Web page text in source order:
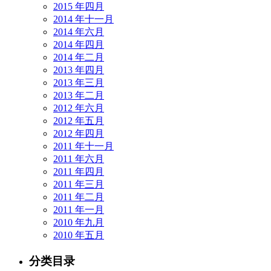
2015 年四月
2014 年十一月
2014 年六月
2014 年四月
2014 年二月
2013 年四月
2013 年三月
2013 年二月
2012 年六月
2012 年五月
2012 年四月
2011 年十一月
2011 年六月
2011 年四月
2011 年三月
2011 年二月
2011 年一月
2010 年九月
2010 年五月
分类目录